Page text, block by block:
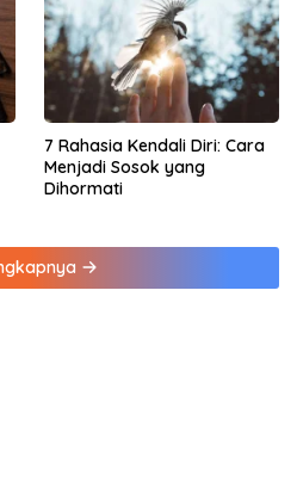
7 Rahasia Kendali Diri: Cara
Menjadi Sosok yang
Dihormati